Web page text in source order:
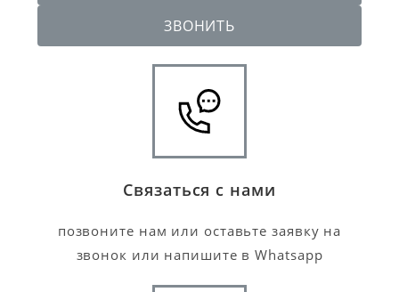
ЗВОНИТЬ
Связаться с нами
позвоните нам или оставьте заявку на
звонок или напишите в Whatsapp